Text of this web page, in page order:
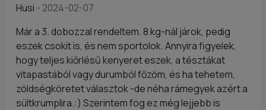
Husi - 2024-02-07
Már a 3. dobozzal rendeltem. 8 kg-nál járok, pedig
eszek csokit is, és nem sportolok. Annyira figyelek,
hogy teljes kiőrlésű kenyeret eszek, a tésztákat
vitapastából vagy durumból főzöm, és ha tehetem,
zöldségköretet választok -de néha rámegyek azért a
sültkrumplira.:) Szerintem fog ez még lejjebb is